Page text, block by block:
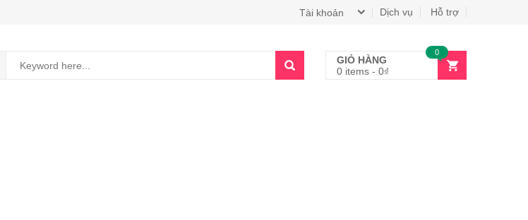
Dịch vụ Hỗ trợ
Tài khoản
GIỎ HÀNG
0 items - 0₫
0